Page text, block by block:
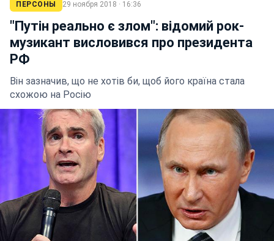
ПЕРСОНЫ 29 ноября 2018 · 16:36
"Путін реально є злом": відомий рок-
музикант висловився про президента
РФ
Він зазначив, що не хотів би, щоб його країна стала
схожою на Росію